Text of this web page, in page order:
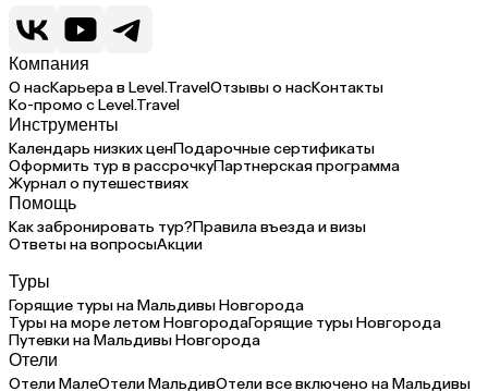
Компания
О насКарьера в Level.TravelОтзывы о насКонтакты
Ко-промо с Level.Travel
Инструменты
Календарь низких ценПодарочные сертификаты
Оформить тур в рассрочкуПартнерская программа
Журнал о путешествиях
Помощь
Как забронировать тур?Правила въезда и визы
Ответы на вопросыАкции
Туры
Горящие туры на Мальдивы Новгорода
Туры на море летом НовгородаГорящие туры Новгорода
Путевки на Мальдивы Новгорода
Отели
Отели МалеОтели МальдивОтели все включено на Мальдивы